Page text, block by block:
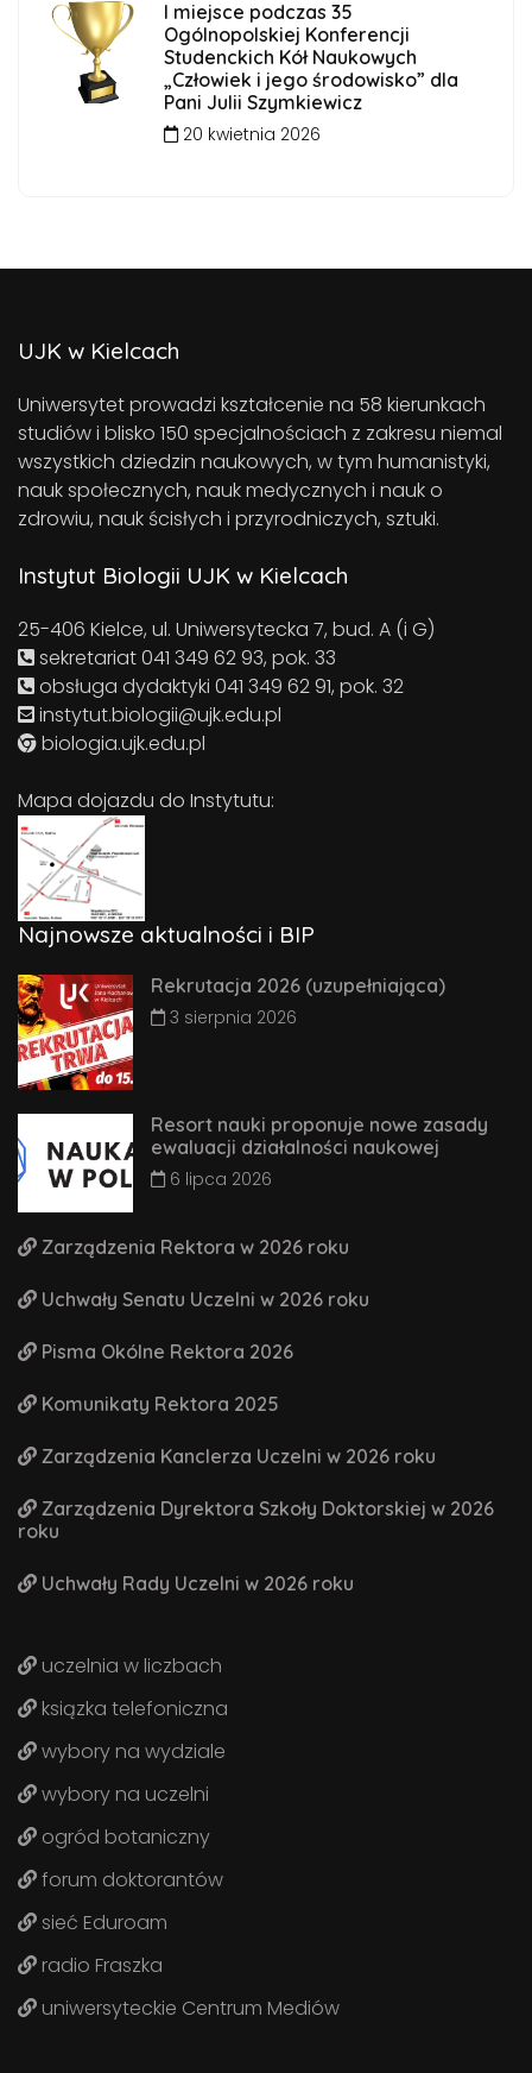
I miejsce podczas 35
Ogólnopolskiej Konferencji
Studenckich Kół Naukowych
„Człowiek i jego środowisko” dla
Pani Julii Szymkiewicz
20 kwietnia 2026
UJK w Kielcach
Uniwersytet prowadzi kształcenie na 58 kierunkach
studiów i blisko 150 specjalnościach z zakresu niemal
wszystkich dziedzin naukowych, w tym humanistyki,
nauk społecznych, nauk medycznych i nauk o
zdrowiu, nauk ścisłych i przyrodniczych, sztuki.
Instytut Biologii UJK w Kielcach
25-406 Kielce, ul. Uniwersytecka 7, bud. A (i G)
sekretariat 041 349 62 93, pok. 33
obsługa dydaktyki 041 349 62 91, pok. 32
instytut.biologii@ujk.edu.pl
biologia.ujk.edu.pl
Mapa dojazdu do Instytutu:
Najnowsze aktualności i BIP
Rekrutacja 2026 (uzupełniająca)
3 sierpnia 2026
Resort nauki proponuje nowe zasady
ewaluacji działalności naukowej
6 lipca 2026
Zarządzenia Rektora w 2026 roku
Uchwały Senatu Uczelni w 2026 roku
Pisma Okólne Rektora 2026
Komunikaty Rektora 2025
Zarządzenia Kanclerza Uczelni w 2026 roku
Zarządzenia Dyrektora Szkoły Doktorskiej w 2026
roku
Uchwały Rady Uczelni w 2026 roku
uczelnia w liczbach
ksiązka telefoniczna
wybory na wydziale
wybory na uczelni
ogród botaniczny
forum doktorantów
sieć Eduroam
radio Fraszka
uniwersyteckie Centrum Mediów